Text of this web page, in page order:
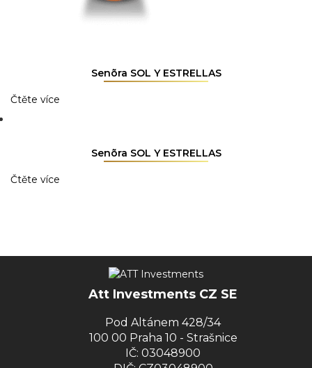
Senõra SOL Y ESTRELLAS
Čtěte více
Senõra SOL Y ESTRELLAS
Čtěte více
Att Investments CZ SE
Pod Altánem 428/34
100 00 Praha 10 - Strašnice
IČ: 03048900